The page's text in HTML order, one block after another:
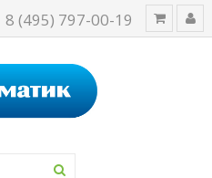
8 (495) 797-00-19